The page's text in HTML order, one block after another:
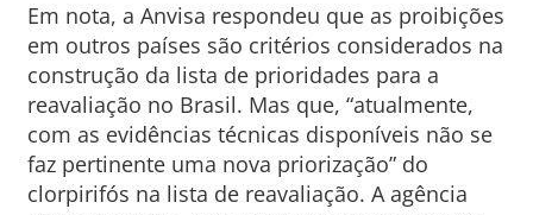
Em nota, a Anvisa respondeu que as proibições
em outros países são critérios considerados na
construção da lista de prioridades para a
reavaliação no Brasil. Mas que, “atualmente,
com as evidências técnicas disponíveis não se
faz pertinente uma nova priorização” do
clorpirifós na lista de reavaliação. A agência